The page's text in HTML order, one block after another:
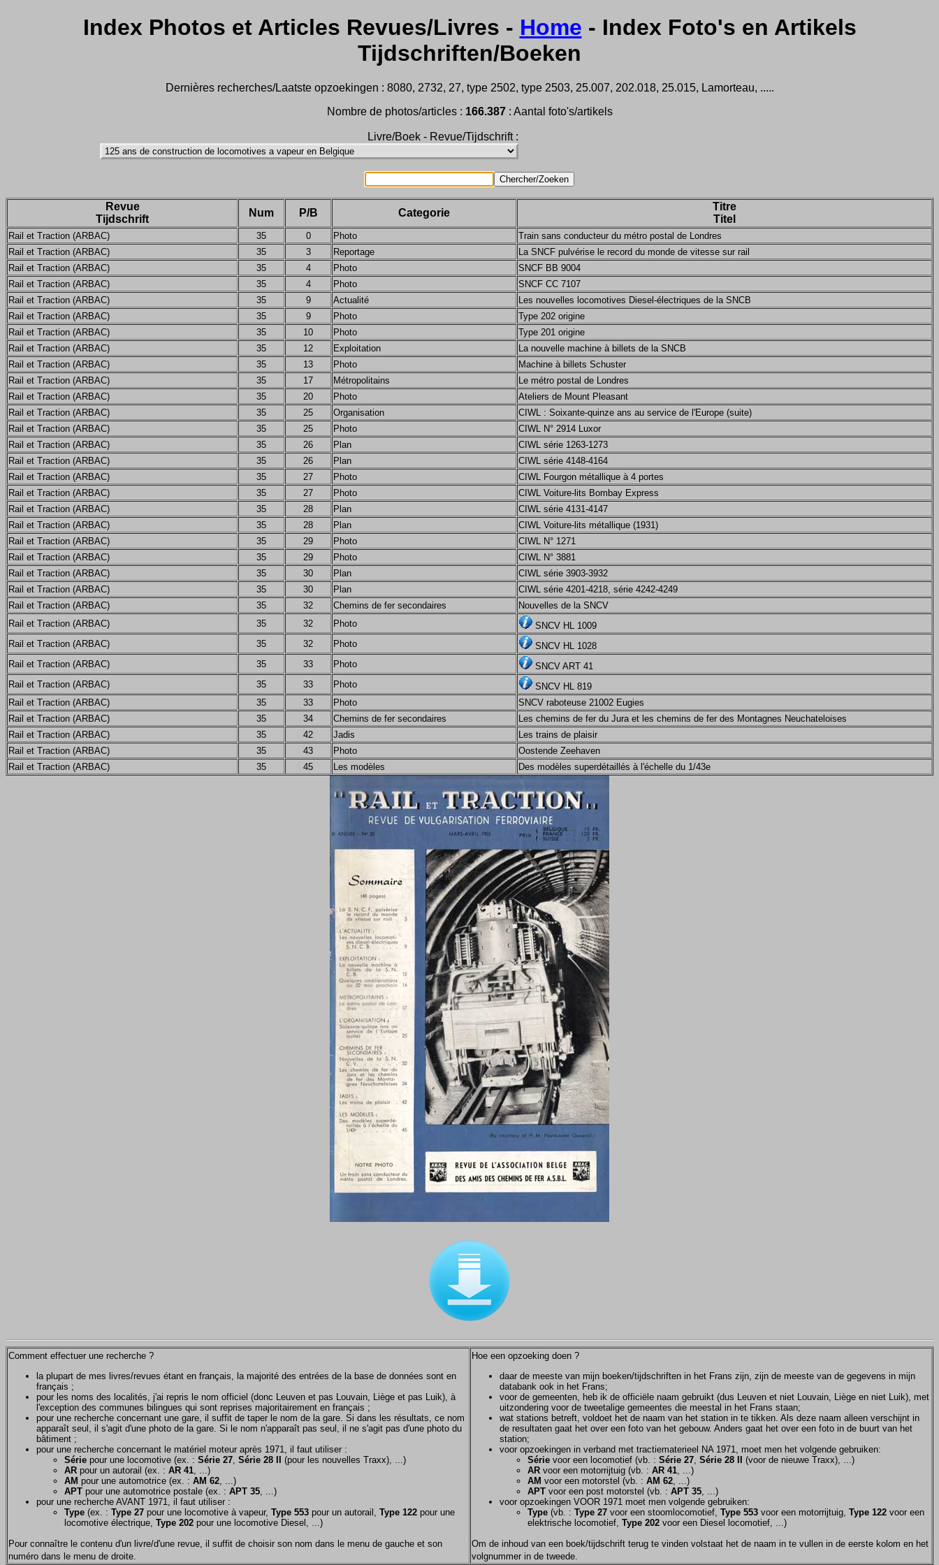
Index Photos et Articles Revues/Livres - Home - Index Foto's en Artikels
Tijdschriften/Boeken
Dernières recherches/Laatste opzoekingen : 8080, 2732, 27, type 2502, type 2503, 25.007, 202.018, 25.015, Lamorteau, .....
Nombre de photos/articles : 166.387: Aantal foto's/artikels
Livre/Boek - Revue/Tijdschrift :
Revue
Tijdschrift
Num P/B Categorie
Titre
Titel
Rail et Traction (ARBAC) 35 0 Photo
Train sans conducteur du métro postal de Londres
Rail et Traction (ARBAC)
35 3 Reportage
La SNCF pulvérise le record du monde de vitesse sur rail
Rail et Traction (ARBAC)
35 4 Photo
SNCF BB 9004
Rail et Traction (ARBAC)
35 4 Photo
SNCF CC 7107
Rail et Traction (ARBAC)
35 9 Actualité
Les nouvelles locomotives Diesel-électriques de la SNCB
Rail et Traction (ARBAC)
35 9 Photo
Type 202 origine
Rail et Traction (ARBAC)
35 10 Photo
Type 201 origine
Rail et Traction (ARBAC)
35 12 Exploitation
La nouvelle machine à billets de la SNCB
Rail et Traction (ARBAC)
35 13 Photo
Machine à billets Schuster
Rail et Traction (ARBAC)
35 17 Métropolitains
Le métro postal de Londres
Rail et Traction (ARBAC)
35 20 Photo
Ateliers de Mount Pleasant
Rail et Traction (ARBAC)
35 25 Organisation
CIWL : Soixante-quinze ans au service de l'Europe (suite)
Rail et Traction (ARBAC)
35 25 Photo
CIWL N° 2914 Luxor
Rail et Traction (ARBAC)
35 26 Plan
CIWL série 1263-1273
Rail et Traction (ARBAC)
35 26 Plan
CIWL série 4148-4164
Rail et Traction (ARBAC)
35 27 Photo
CIWL Fourgon métallique à 4 portes
Rail et Traction (ARBAC)
35 27 Photo
CIWL Voiture-lits Bombay Express
Rail et Traction (ARBAC)
35 28 Plan
CIWL série 4131-4147
Rail et Traction (ARBAC)
35 28 Plan
CIWL Voiture-lits métallique (1931)
Rail et Traction (ARBAC)
35 29 Photo
CIWL N° 1271
Rail et Traction (ARBAC)
35 29 Photo
CIWL N° 3881
Rail et Traction (ARBAC)
35 30 Plan
CIWL série 3903-3932
Rail et Traction (ARBAC)
35 30 Plan
CIWL série 4201-4218, série 4242-4249
Rail et Traction (ARBAC)
35 32 Chemins de fer secondaires
Nouvelles de la SNCV
Rail et Traction (ARBAC)
35 32 Photo
SNCV HL 1009
Rail et Traction (ARBAC)
35 32 Photo
SNCV HL 1028
Rail et Traction (ARBAC)
35 33 Photo
SNCV ART 41
Rail et Traction (ARBAC)
35 33 Photo
SNCV HL 819
Rail et Traction (ARBAC)
35 33 Photo
SNCV raboteuse 21002 Eugies
Rail et Traction (ARBAC)
35 34 Chemins de fer secondaires
Les chemins de fer du Jura et les chemins de fer des Montagnes Neuchateloises
Rail et Traction (ARBAC)
35 42 Jadis
Les trains de plaisir
Rail et Traction (ARBAC)
35 43 Photo
Oostende Zeehaven
Rail et Traction (ARBAC)
35 45 Les modèles Des modèles superdétaillés à l'échelle du 1/43e
Comment effectuer une recherche ?
la plupart de mes livres/revues étant en français, la majorité des entrées de la base de données sont en
français ;
pour les noms des localités, j'ai repris le nom officiel (donc Leuven et pas Louvain, Liège et pas Luik), à
l'exception des communes bilingues qui sont reprises majoritairement en français ;
pour une recherche concernant une gare, il suffit de taper le nom de la gare. Si dans les résultats, ce nom
apparaît seul, il s'agit d'une photo de la gare. Si le nom n'apparaît pas seul, il ne s'agit pas d'une photo du
bâtiment ;
pour une recherche concernant le matériel moteur après 1971, il faut utiliser :
Série pour une locomotive (ex. : Série 27 Série 28 II
(pour les nouvelles Traxx), ...)
AR pour un autorail (ex. : AR 41 , ...)
AM pour une automotrice (ex. : AM 62 , ...)
APT pour une automotrice postale (ex. : APT 35 , ...)
pour une recherche AVANT 1971, il faut utiliser :
Type (ex. : Type 27 pour une locomotive à vapeur, Type 553 pour un autorail, Type 122 pour une
locomotive électrique, Type 202 pour une locomotive Diesel, ...)
Pour connaître le contenu d'un livre/d'une revue, il suffit de choisir son nom dans le menu de gauche et son
numéro dans le menu de droite.
Hoe een opzoeking doen ?
daar de meeste van mijn boeken/tijdschriften in het Frans zijn, zijn de meeste van de gegevens in mijn
databank ook in het Frans;
voor de gemeenten, heb ik de officiële naam gebruikt (dus Leuven et niet Louvain, Liège en niet Luik), met
uitzondering voor de tweetalige gemeentes die meestal in het Frans staan;
wat stations betreft, voldoet het de naam van het station in te tikken. Als deze naam alleen verschijnt in
de resultaten gaat het over een foto van het gebouw. Anders gaat het over een foto in de buurt van het
station;
voor opzoekingen in verband met tractiematerieel NA 1971, moet men het volgende gebruiken:
Série voor een locomotief (vb. : Série 27 Série 28 II
(voor de nieuwe Traxx), ...)
AR voor een motorrijtuig (vb. : AR 41 , ...)
AM voor een motorstel (vb. : AM 62 , ...)
APT voor een post motorstel (vb. : APT 35 , ...)
voor opzoekingen VOOR 1971 moet men volgende gebruiken:
Type (vb. : Type 27 voor een stoomlocomotief, Type 553 voor een motorrijtuig, Type 122 voor een
elektrische locomotief, Type 202 voor een Diesel locomotief, ...)
Om de inhoud van een boek/tijdschrift terug te vinden volstaat het de naam in te vullen in de eerste kolom en het
volgnummer in de tweede.